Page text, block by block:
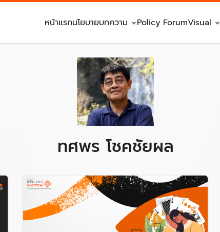
หน้าแรกนโยบายบทความ Policy ForumVisual
ทศพร โชคชัยผล